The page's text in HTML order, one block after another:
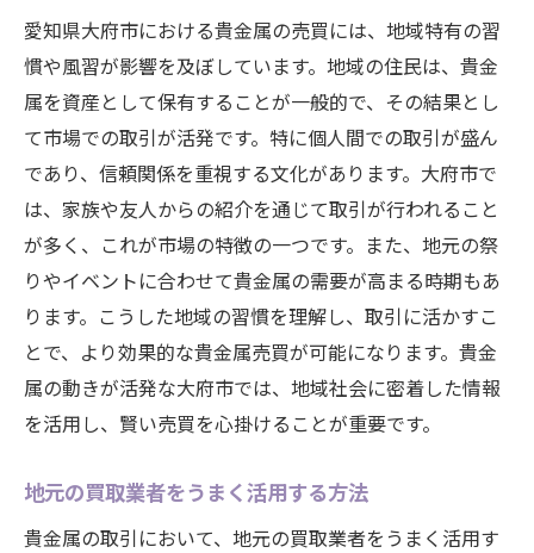
愛知県大府市における貴金属の売買には、地域特有の習
慣や風習が影響を及ぼしています。地域の住民は、貴金
属を資産として保有することが一般的で、その結果とし
て市場での取引が活発です。特に個人間での取引が盛ん
であり、信頼関係を重視する文化があります。大府市で
は、家族や友人からの紹介を通じて取引が行われること
が多く、これが市場の特徴の一つです。また、地元の祭
りやイベントに合わせて貴金属の需要が高まる時期もあ
ります。こうした地域の習慣を理解し、取引に活かすこ
とで、より効果的な貴金属売買が可能になります。貴金
属の動きが活発な大府市では、地域社会に密着した情報
を活用し、賢い売買を心掛けることが重要です。
地元の買取業者をうまく活用する方法
貴金属の取引において、地元の買取業者をうまく活用す